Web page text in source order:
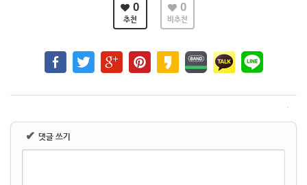
0
추천
0
비추천
✔ 댓글 쓰기